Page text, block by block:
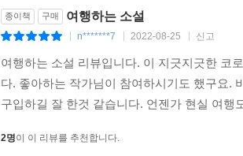
종이책 구매 여행하는 소설
n*******7 2022-08-25 신고
여행하는 소설 리뷰입니다. 이 지긋지긋한 코
다. 좋아하는 작가님이 참여하시기도 했구요.
구입하길 잘 한것 같습니다. 언젠가 현실 여
2명이 이 리뷰를 추천합니다.